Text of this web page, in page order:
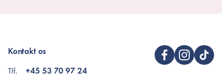
Kontakt os
Tlf.
+45 53 70 97 24